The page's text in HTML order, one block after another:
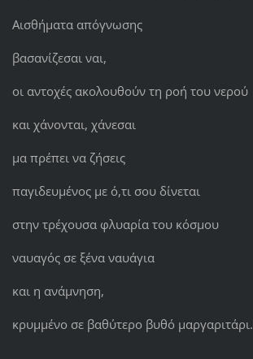
Αισθήματα απόγνωσης
βασανίζεσαι ναι,
οι αντοχές ακολουθούν τη ροή του νερού
και χάνονται, χάνεσαι
μα πρέπει να ζήσεις
παγιδευμένος με ό,τι σου δίνεται
στην τρέχουσα φλυαρία του κόσμου
ναυαγός σε ξένα ναυάγια
και η ανάμνηση,
κρυμμένο σε βαθύτερο βυθό μαργαριτάρι.